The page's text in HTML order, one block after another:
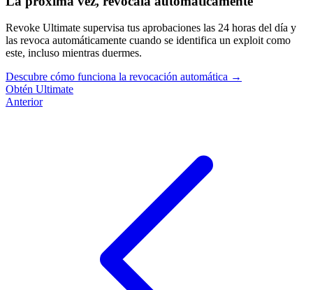
Revoke Ultimate supervisa tus aprobaciones las 24 horas del día y
las revoca automáticamente cuando se identifica un exploit como
este, incluso mientras duermes.
Descubre cómo funciona la revocación automática →
Obtén Ultimate
Anterior